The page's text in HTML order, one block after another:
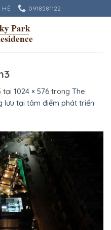
HỆ 0918581122
tại 1024 × 576 trong The
lưu tại tâm điểm phát triển